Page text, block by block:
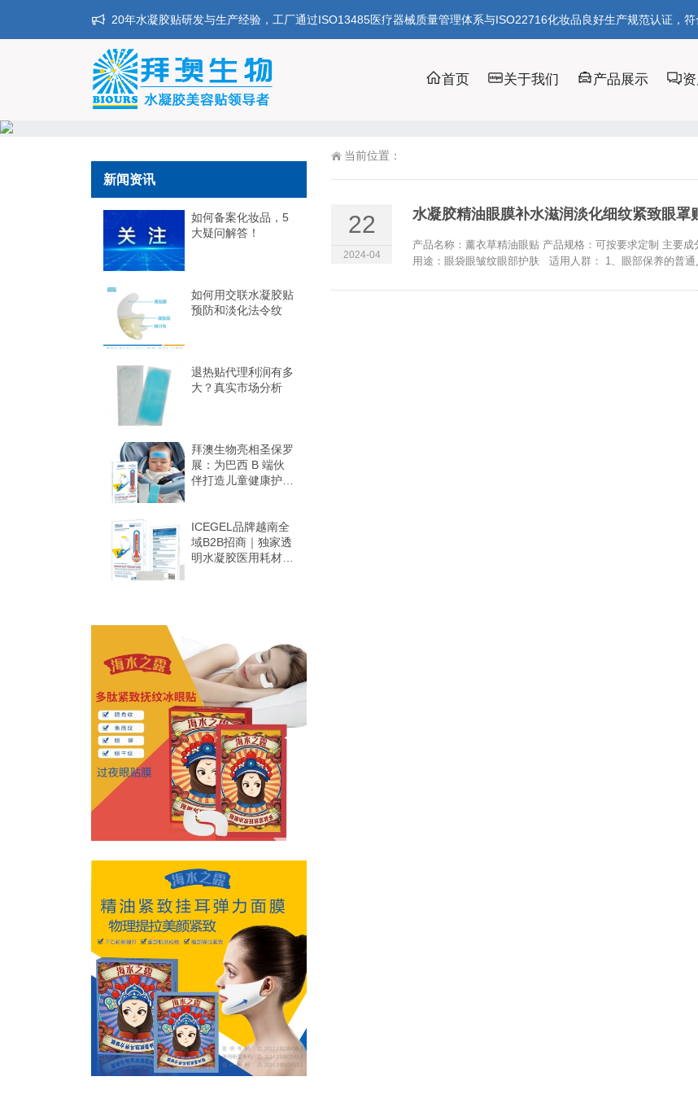
20年水凝胶贴研发与生产经验，工厂通过ISO13485医疗器械质量管理体系与ISO22716化妆品良好生产规范认证，
首页 关于我们 产品展示
当前位置：
22
2024-04
水凝胶精油眼膜补水滋润淡化细纹紧致眼罩
产品名称：薰衣草精油眼贴 产品规格：可按要求定制 主要
用途：眼袋眼皱纹眼部护肤 适用人群： 1、眼部保养的普
新闻资讯
如何备案化妆品，5
大疑问解答！
如何用交联水凝胶贴
预防和淡化法令纹
退热贴代理利润有多
大？真实市场分析
拜澳生物亮相圣保罗
展：为巴西 B 端伙
伴打造儿童健康护理
理蓝海
ICEGEL品牌越南全
域B2B招商｜独家透
明水凝胶医用耗材